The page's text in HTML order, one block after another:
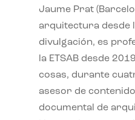
Jaume Prat
arquitectura desde
divulgación, es
la ETSAB desde
cosas, durante
asesor de
documental de